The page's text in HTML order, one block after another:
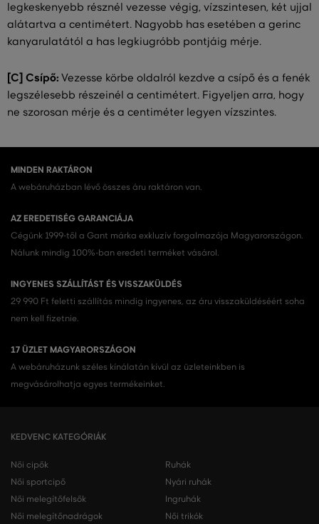
legkeskenyebb résznél vezesse végig, vízszintesen, két ujjal
alátartva a centimétert. Nagyobb has esetében a gerinc
kanyarulatától a has legkiugróbb pontjáig mérje.
[C] Csípő: Vezesse körbe oldalról kezdve a csípő és a fenék
legszélesebb részeinél a centimétert. Figyeljen arra, hogy
ne szorosan mérje és a centiméter legyen vízszintes.
MINDEN RAKTÁRON
A webáruházban lévő összes áru raktáron van.
AZ EREDETISÉG GARANCIÁJA
Cégünk 1999-től a Gant márka exkluzív forgalmazója Magyarországon.
Nálunk mindig 100%-ban eredeti terméket vásárol.
INGYENES SZÁLLÍTÁST ÉS VISSZAKÜLDÉS
29 990 Ft feletti szállítás mindig ingyenes, az áru visszaküldéséért soha
nem kell fizetnie.
17 ÜZLET MAGYARORSZÁGON
A webáruházunk széles kínálatán kívül az üzleteinkben is
megvásárolhatja egyes termékeinket.
KEDVENC KATEGÓRIÁK
Női cipők
Női sportcipő
Női melegítőfelsők
Női melegítőnadrágok
Ruhák
Nyári ruhák
Ingruhák
Női trikók